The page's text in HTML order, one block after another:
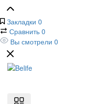
Закладки 0
Сравнить 0
Вы смотрели 0